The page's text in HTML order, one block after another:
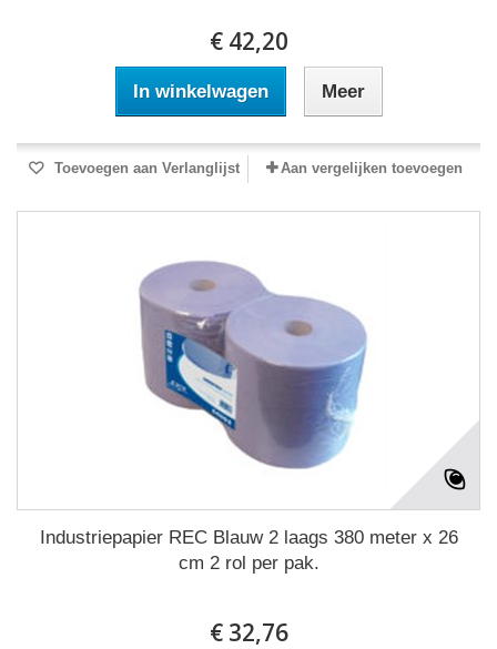
€ 42,20
In winkelwagen Meer
Toevoegen aan Verlanglijst Aan vergelijken toevoegen
Industriepapier REC Blauw 2 laags 380 meter x 26
cm 2 rol per pak.
€ 32,76